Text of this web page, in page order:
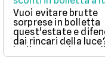
2026
Vuoi evitare brutte
sorprese in bolletta
quest'estate e
dai rincari della
luglio 2026 ci sono
offerte con prezzo